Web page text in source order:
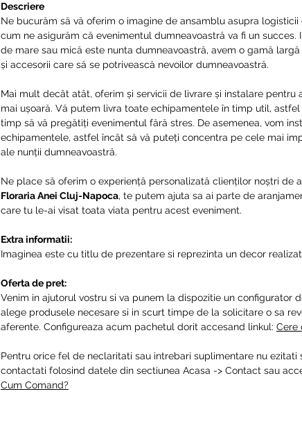
Descriere
Ne bucurăm să vă oferim o imagine de ansamblu asupra logisticii
cum ne asigurăm că evenimentul dumneavoastră va fi un succes.
de mare sau mică este nunta dumneavoastră, avem o gamă
și accesorii care să se potrivească nevoilor dumneavoastră.
Mai mult decât atât, oferim și servicii de livrare și instalare pentru
mai ușoară. Vă putem livra toate echipamentele în timp util, astfel
timp să vă pregătiți evenimentul fără stres. De asemenea, vom
echipamentele, astfel încât să vă puteți concentra pe cele mai
ale nunții dumneavoastră.
Ne place să oferim o experiență personalizată clienților noștri de
Floraria Anei Cluj-Napoca, te putem ajuta sa ai parte de
care tu le-ai visat toata viata pentru acest eveniment.
Extra informatii:
Imaginea este cu titlu de prezentare si reprezinta un decor
Oferta de pret:
Venim in ajutorul vostru si va punem la dispozitie un configurator
alege produsele necesare si in scurt timpe de la solicitare o sa
aferente. Configureaza acum pachetul dorit accesand linkul: Cere
Pentru orice fel de neclaritati sau intrebari suplimentare nu ezitati
contactati folosind datele din sectiunea Acasa -> Contact sau
Cum Comand?